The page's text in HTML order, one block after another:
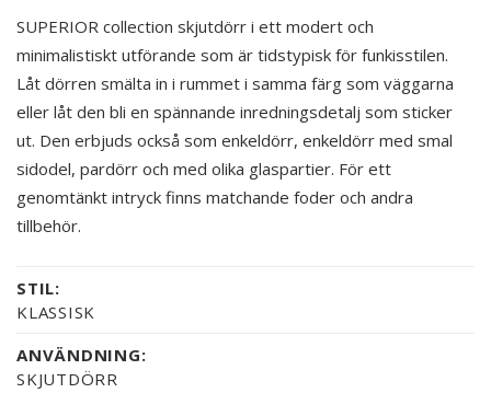
SUPERIOR collection skjutdörr i ett modert och
minimalistiskt utförande som är tidstypisk för funkisstilen.
Låt dörren smälta in i rummet i samma färg som väggarna
eller låt den bli en spännande inredningsdetalj som sticker
ut. Den erbjuds också som enkeldörr, enkeldörr med smal
sidodel, pardörr och med olika glaspartier. För ett
genomtänkt intryck finns matchande foder och andra
tillbehör.
STIL:
KLASSISK
ANVÄNDNING:
SKJUTDÖRR